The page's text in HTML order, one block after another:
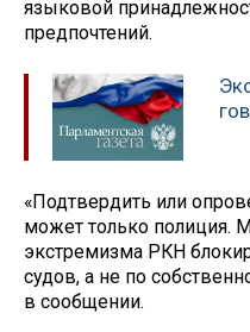
языковой
предпочтений.
«Подтвердить или
может только полиция.
экстремизма РКН
судов, а не по
в сообщении.